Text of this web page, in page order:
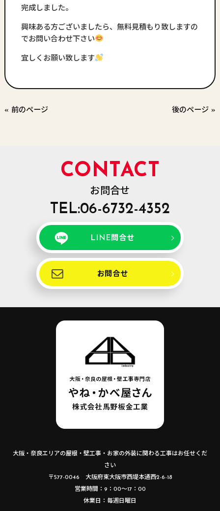
完成しました。
興味ある方ございましたら、無料見積もり致しますの
でお問い合わせ下さい
宜しくお願い致します
« 前のページ 後のページ »
CONTACT
お問合せ
TEL:06-6732-4352
LINE問合せ
お問合せ
大阪・奈良エリアの屋根・壁工事・お家の外装に関わる工事はお任せくだ
さい
〒577-0046 大阪府東大阪市西堤本通西2-6-18
営業時間：9：00～17：00
休業日：毎週日曜日